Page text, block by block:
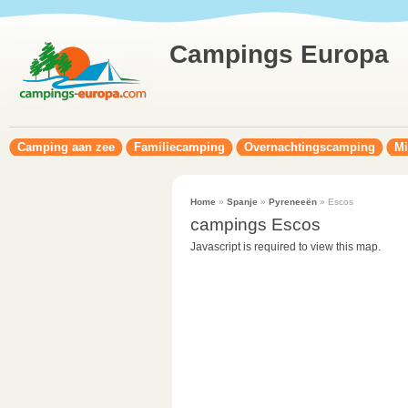
Campings Europa
Camping aan zee Familiecamping Overnachtingscamping
Home » Spanje » Pyreneeën» Escos
campings Escos
Javascript is required to view this map.